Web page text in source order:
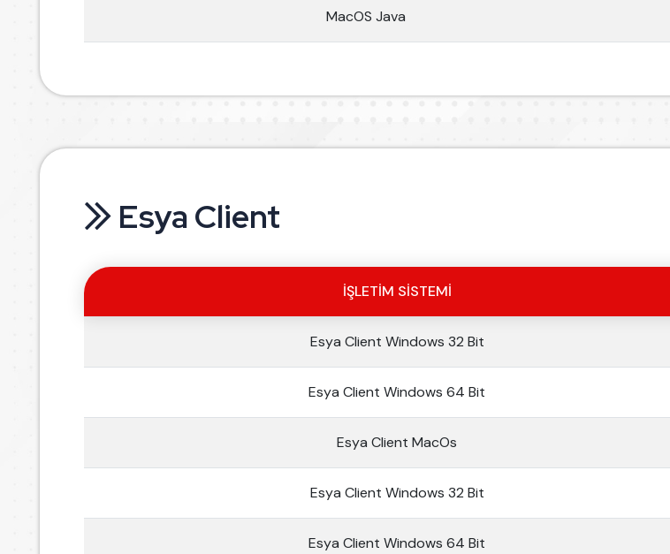
MacOS Java
Esya Client
İŞLETIM SISTEMI
Esya Client Windows 32 Bit
Esya Client Windows 64 Bit
Esya Client MacOs
Esya Client Windows 32 Bit
Esya Client Windows 64 Bit